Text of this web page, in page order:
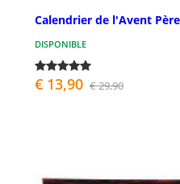
Calendrier de l'Avent
DISPONIBLE
€ 13,90 € 29,90